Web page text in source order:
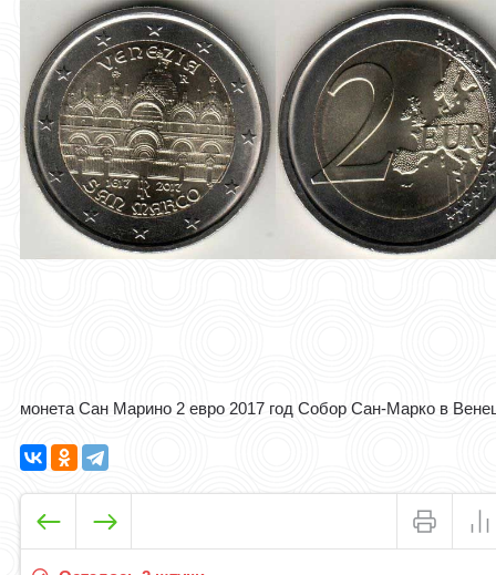
монета Сан Марино 2 евро 2017 год Собор Сан-Марко в